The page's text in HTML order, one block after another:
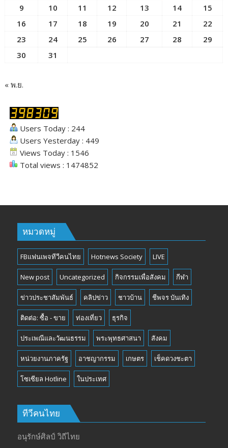
9
10 11 12 13 14
15
16
17 18 19 20 21
22
23
24 25 26 27 28
29
30
31
« พ.ย.
Users Today : 244
Users Yesterday : 449
Views Today : 1546
Total views : 1474852
หมวดหมู่
FBแฟนเพจทีวีคนไทย Hotnews Society LIVE
New post Uncategorized กิจกรรมเพื่อสังคม กีฬา
ข่าวประชาสัมพันธ์ คลิปข่าว ชาวบ้าน ชีพจร บันเทิง
ติดต่อ: ซื้อ - ขาย ท่องเที่ยว ธุรกิจ
ประเพณีและวัฒนธรรม พระพุทธศาสนา สังคม
หน่วยงานภาครัฐ อาชญากรรม เกษตร เช็คดวงชะตา
โซเซียล Hotline ในประเทศ
ทีวีคนไทย
อนุรักษ์ศิลป์ วิถีไทย